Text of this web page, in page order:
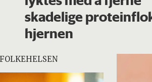
skadelige
hjernen